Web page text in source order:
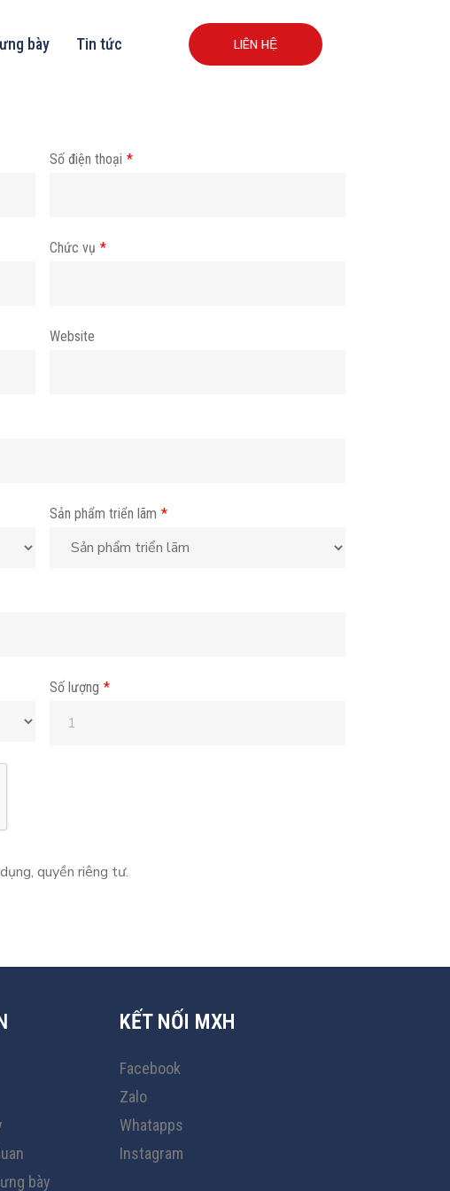
bày Tin tức LIÊN HỆ
Số điện thoại *
Chức vụ *
Website
Sản phẩm triển lãm *
Số lượng *
quyền riêng tư.
bày
KẾT NỐI MXH
Facebook
Zalo
Whatapps
Instagram